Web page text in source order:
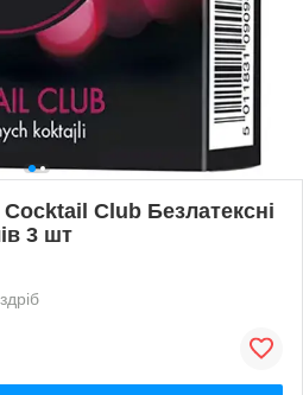
Club Безлатексні
3 шт